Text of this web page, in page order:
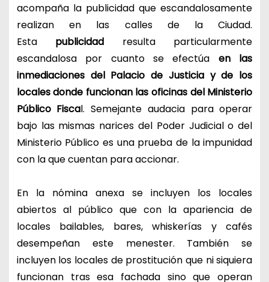
acompaña la publicidad que escandalosamente
realizan en las calles de la Ciudad.
Esta publicidad resulta particularmente
escandalosa por cuanto se efectúa en las
inmediaciones del Palacio de Justicia y de los
locales donde funcionan las oficinas del Ministerio
Público Fiscal. Semejante audacia para operar
bajo las mismas narices del Poder Judicial o del
Ministerio Público es una prueba de la impunidad
con la que cuentan para accionar.
En la nómina anexa se incluyen los locales
abiertos al público que con la apariencia de
locales bailables, bares, whiskerías y cafés
desempeñan este menester. También se
incluyen los locales de prostitución que ni siquiera
funcionan tras esa fachada sino que operan